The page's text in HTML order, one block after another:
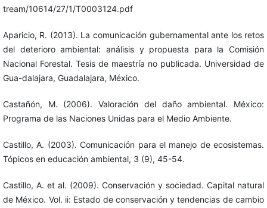
tream/10614/27/1/T0003124.pdf
Aparicio, R. (2013). La comunicación gubernamental ante los retos
del deterioro ambiental: análisis y propuesta para la Comisión
Nacional Forestal. Tesis de maestría no publicada. Universidad de
Gua-dalajara, Guadalajara, México.
Castañón, M. (2006). Valoración del daño ambiental. México:
Programa de las Naciones Unidas para el Medio Ambiente.
Castillo, A. (2003). Comunicación para el manejo de ecosistemas.
Tópicos en educación ambiental, 3 (9), 45-54.
Castillo, A. et al. (2009). Conservación y sociedad. Capital natural
de México. Vol. ii: Estado de conservación y tendencias de cambio